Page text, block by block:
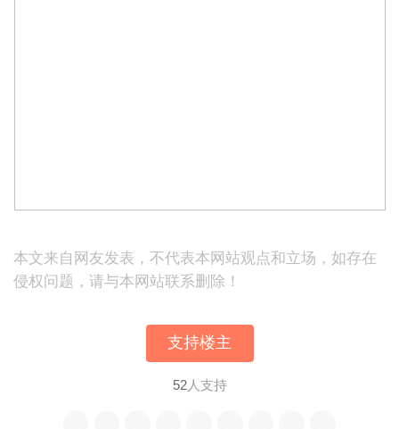
本文来自网友发表，不代表本网站观点和立场，如存在
侵权问题，请与本网站联系删除！
支持楼主
52人支持